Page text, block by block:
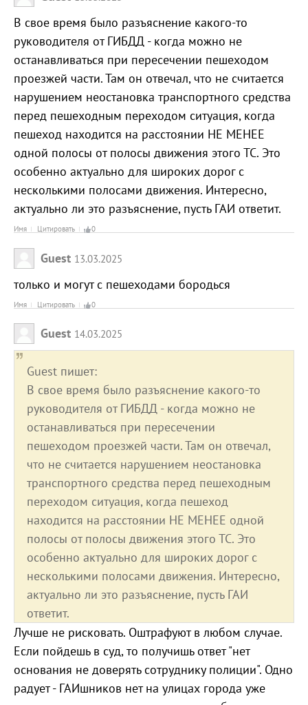
В свое время было разъяснение какого-то
руководителя от ГИБДД - когда можно не
останавливаться при пересечении пешеходом
проезжей части. Там он отвечал, что не считается
нарушением неостановка транспортного средства
перед пешеходным переходом ситуация, когда
пешеход находится на расстоянии НЕ МЕНЕЕ
одной полосы от полосы движения этого ТС. Это
особенно актуально для широких дорог с
несколькими полосами движения. Интересно,
актуально ли это разъяснение, пусть ГАИ ответит.
Имя Цитировать 0
Guest 13.03.2025
только и могут с пешеходами бородься
Имя Цитировать 0
Guest 14.03.2025
Guest пишет:
В свое время было разъяснение какого-то
руководителя от ГИБДД - когда можно не
останавливаться при пересечении
пешеходом проезжей части. Там он отвечал,
что не считается нарушением неостановка
транспортного средства перед пешеходным
переходом ситуация, когда пешеход
находится на расстоянии НЕ МЕНЕЕ одной
полосы от полосы движения этого ТС. Это
особенно актуально для широких дорог с
несколькими полосами движения. Интересно,
актуально ли это разъяснение, пусть ГАИ
ответит.
Лучше не рисковать. Оштрафуют в любом случае.
Если пойдешь в суд, то получишь ответ "нет
основания не доверять сотруднику полиции". Одно
радует - ГАИшников нет на улицах города уже